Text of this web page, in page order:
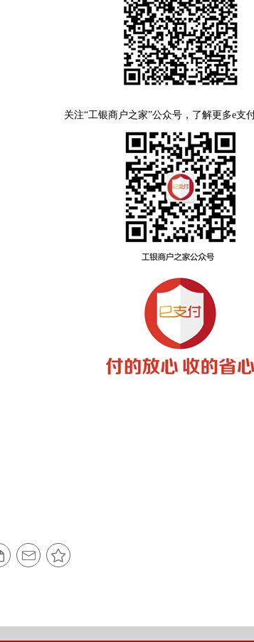
关注“工银商户之家”公众号，了解更多e支